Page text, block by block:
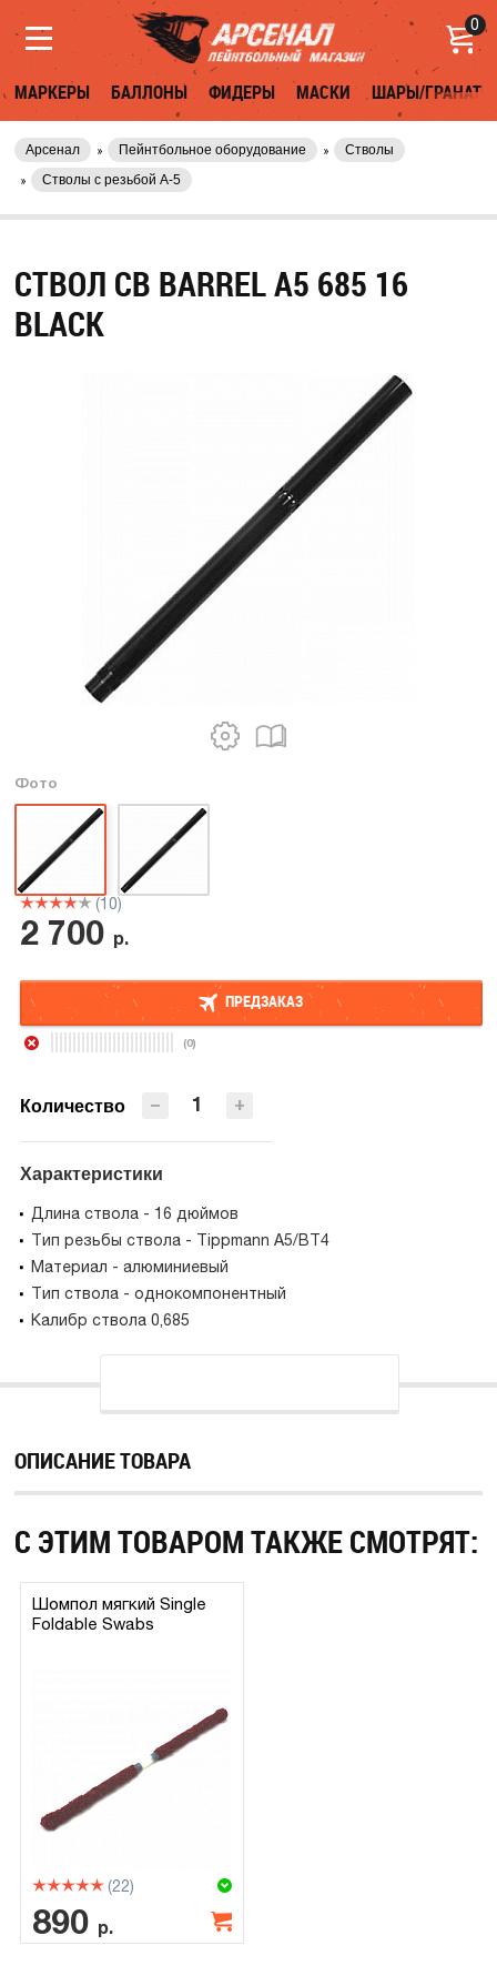
0
МАРКЕРЫ БАЛЛОНЫ ФИДЕРЫ МАСКИ ШАРЫ/ГРАНАТЫ
Арсенал Пейнтбольное оборудование
Стволы
Стволы с резьбой A-5
СТВОЛ CB BARREL A5 685 16
BLACK
Фото
(10)
2 700 р.
ПРЕДЗАКАЗ
(0)
Количество +
−
Характеристики
Длина ствола - 16 дюймов
Тип резьбы ствола - Tippmann A5/BT4
Материал - алюминиевый
Тип ствола - однокомпонентный
Калибр ствола 0,685
ОПИСАНИЕ ТОВАРА
С ЭТИМ ТОВАРОМ ТАКЖЕ СМОТРЯТ:
Шомпол мягкий Single
Foldable Swabs
(22)
890 р.